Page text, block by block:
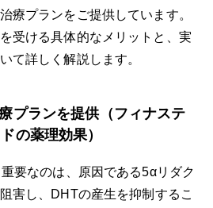
療プランをご提供しています。
受ける具体的なメリットと、実
て詳しく解説します。
プランを提供（フィナステ
の薬理効果）
要なのは、原因である5αリダク
害し、DHTの産生を抑制するこ